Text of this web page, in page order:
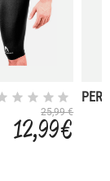
25,99 €
12,99 €